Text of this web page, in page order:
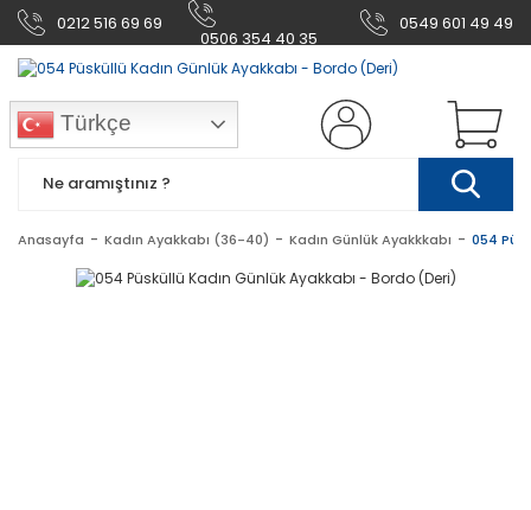
0212 516 69 69
0506 354 40 35
0549 601 49 49
Türkçe
Anasayfa Kadın Ayakkabı (36-40) Kadın Günlük Ayakkkabı 054